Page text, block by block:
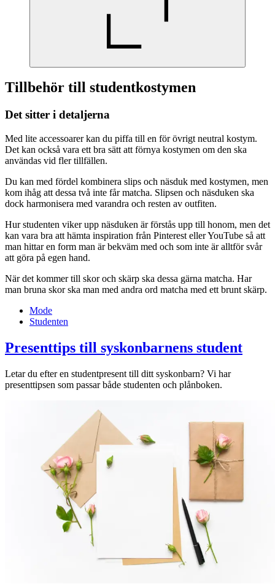
Tillbehör till studentkostymen
Det sitter i detaljerna
Med lite accessoarer kan du piffa till en för övrigt neutral kostym.
Det kan också vara ett bra sätt att förnya kostymen om den ska
användas vid fler tillfällen.
Du kan med fördel kombinera slips och näsduk med kostymen, men
kom ihåg att dessa två inte får matcha. Slipsen och näsduken ska
dock harmonisera med varandra och resten av outfiten.
Hur studenten viker upp näsduken är förstås upp till honom, men det
kan vara bra att hämta inspiration från Pinterest eller YouTube så att
man hittar en form man är bekväm med och som inte är alltför svår
att göra på egen hand.
När det kommer till skor och skärp ska dessa gärna matcha. Har
man bruna skor ska man med andra ord matcha med ett brunt skärp.
Mode
Studenten
Presenttips till syskonbarnens student
Letar du efter en studentpresent till ditt syskonbarn? Vi har
presenttipsen som passar både studenten och plånboken.